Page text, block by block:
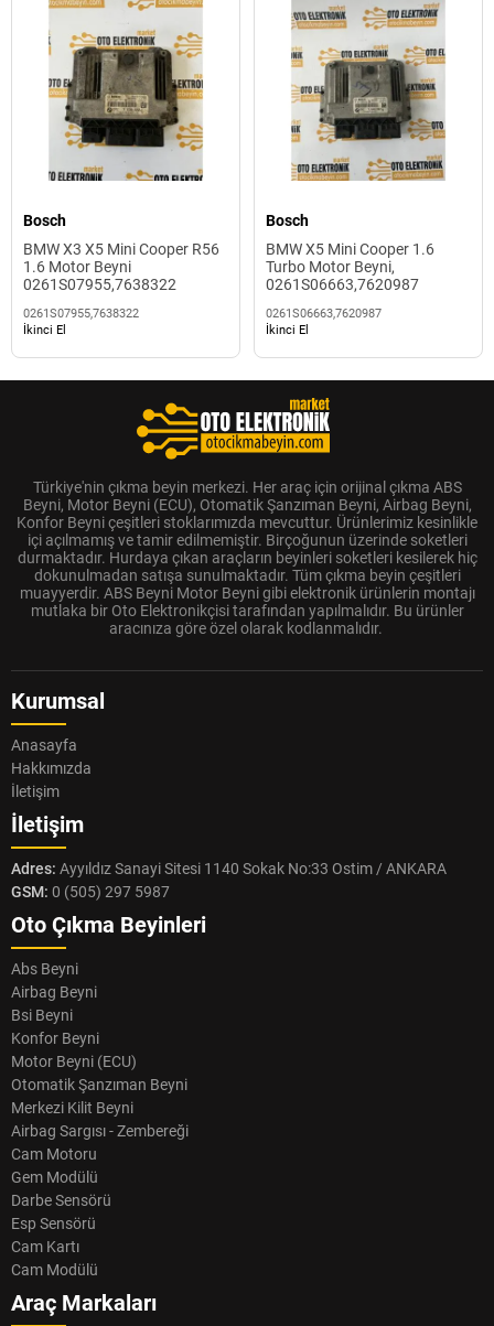
Bosch
BMW X3 X5 Mini Cooper R56
1.6 Motor Beyni
0261S07955,7638322
0261S07955,7638322
İkinci El
Bosch
BMW X5 Mini Cooper 1.6
Turbo Motor Beyni,
0261S06663,7620987
0261S06663,7620987
İkinci El
Türkiye'nin çıkma beyin merkezi. Her araç için orijinal çıkma ABS
Beyni, Motor Beyni (ECU), Otomatik Şanzıman Beyni, Airbag Beyni,
Konfor Beyni çeşitleri stoklarımızda mevcuttur. Ürünlerimiz kesinlikle
içi açılmamış ve tamir edilmemiştir. Birçoğunun üzerinde soketleri
durmaktadır. Hurdaya çıkan araçların beyinleri soketleri kesilerek hiç
dokunulmadan satışa sunulmaktadır. Tüm çıkma beyin çeşitleri
muayyerdir. ABS Beyni Motor Beyni gibi elektronik ürünlerin montajı
mutlaka bir Oto Elektronikçisi tarafından yapılmalıdır. Bu ürünler
aracınıza göre özel olarak kodlanmalıdır.
Kurumsal
Anasayfa
Hakkımızda
İletişim
İletişim
Adres: Ayyıldız Sanayi Sitesi 1140 Sokak No:33 Ostim / ANKARA
GSM: 0 (505) 297 5987
Oto Çıkma Beyinleri
Abs Beyni
Airbag Beyni
Bsi Beyni
Konfor Beyni
Motor Beyni (ECU)
Otomatik Şanzıman Beyni
Merkezi Kilit Beyni
Airbag Sargısı - Zembereği
Cam Motoru
Gem Modülü
Darbe Sensörü
Esp Sensörü
Cam Kartı
Cam Modülü
Araç Markaları